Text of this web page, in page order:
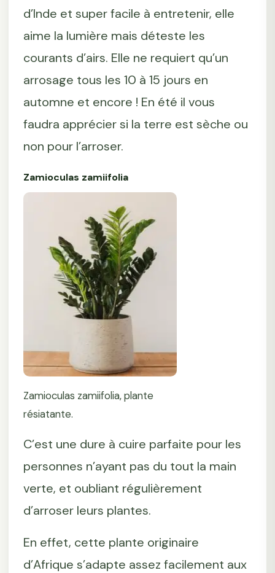
d’Inde et super facile à entretenir, elle
aime la lumière mais déteste les
courants d’airs. Elle ne requiert qu’un
arrosage tous les 10 à 15 jours en
automne et encore ! En été il vous
faudra apprécier si la terre est sèche ou
non pour l’arroser.
Zamioculas zamiifolia
Zamioculas zamiifolia, plante
résiatante.
C’est une dure à cuire parfaite pour les
personnes n’ayant pas du tout la main
verte, et oubliant régulièrement
d’arroser leurs plantes.
En effet, cette plante originaire
d’Afrique s’adapte assez facilement aux